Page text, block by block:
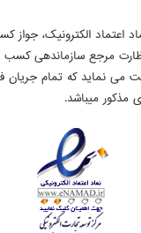
اعتماد الکترونیک، جواز
مرجع سازماندهی کسب و
می نماید که تمام
مذکور میباشد.